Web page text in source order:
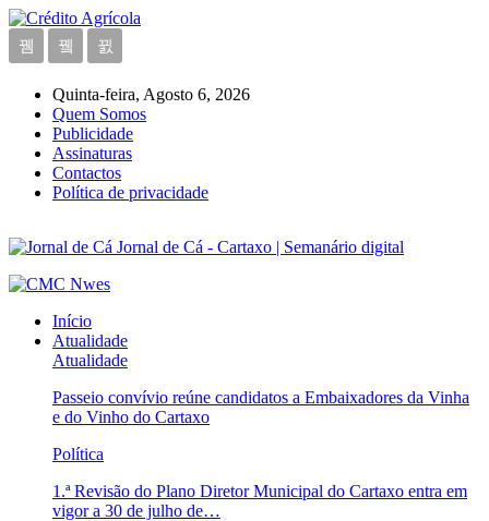
Quinta-feira, Agosto 6, 2026
Quem Somos
Publicidade
Assinaturas
Contactos
Política de privacidade
Jornal de Cá - Cartaxo | Semanário digital
Início
Atualidade
Atualidade
Passeio convívio reúne candidatos a Embaixadores da Vinha
e do Vinho do Cartaxo
Política
1.ª Revisão do Plano Diretor Municipal do Cartaxo entra em
vigor a 30 de julho de…